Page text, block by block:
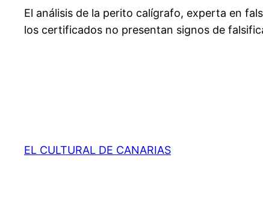
El análisis de la perito calígrafo, experta en
los certificados no presentan signos de
EL CULTURAL DE CANARIAS